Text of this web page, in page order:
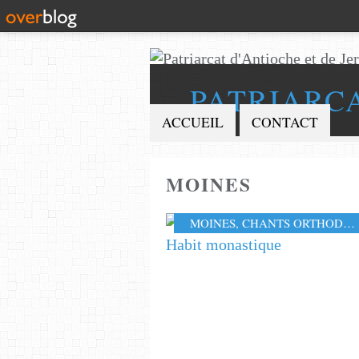
ACCUEIL CONTACT
MOINES
MOINES, CHANTS ORTHODOXES